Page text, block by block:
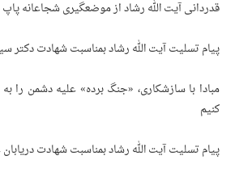
قدردانی آیت الله رشاد از موضعگیری شجاعانه
پیام تسلیت آیت الله رشاد بمناسبت شهادت دکتر
مبادا با سازشکاری، «جنگ برده» علیه دشمن را
کنیم
پیام تسلیت آیت الله رشاد بمناسبت شهادت